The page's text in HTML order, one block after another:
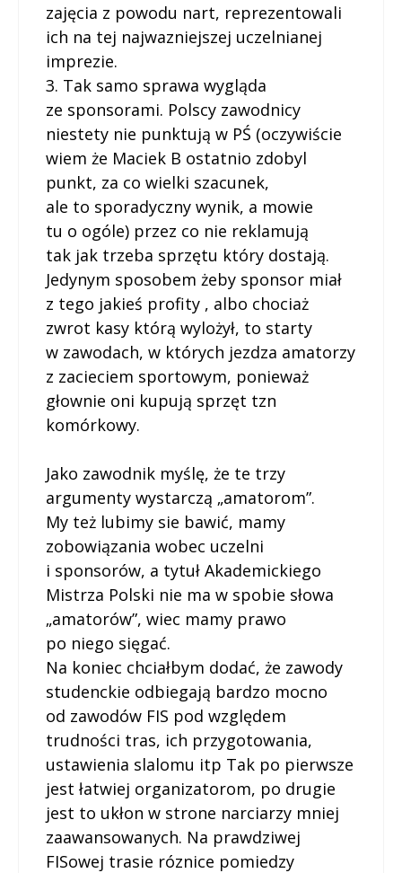
zajęcia z powodu nart, reprezentowali
ich na tej najwazniejszej uczelnianej
imprezie.
3. Tak samo sprawa wygląda
ze sponsorami. Polscy zawodnicy
niestety nie punktują w PŚ (oczywiście
wiem że Maciek B ostatnio zdobyl
punkt, za co wielki szacunek,
ale to sporadyczny wynik, a mowie
tu o ogóle) przez co nie reklamują
tak jak trzeba sprzętu który dostają.
Jedynym sposobem żeby sponsor miał
z tego jakieś profity , albo chociaż
zwrot kasy którą wylożył, to starty
w zawodach, w których jezdza amatorzy
z zacieciem sportowym, ponieważ
głownie oni kupują sprzęt tzn
komórkowy.
Jako zawodnik myślę, że te trzy
argumenty wystarczą „amatorom”.
My też lubimy sie bawić, mamy
zobowiązania wobec uczelni
i sponsorów, a tytuł Akademickiego
Mistrza Polski nie ma w spobie słowa
„amatorów”, wiec mamy prawo
po niego sięgać.
Na koniec chciałbym dodać, że zawody
studenckie odbiegają bardzo mocno
od zawodów FIS pod względem
trudności tras, ich przygotowania,
ustawienia slalomu itp Tak po pierwsze
jest łatwiej organizatorom, po drugie
jest to ukłon w strone narciarzy mniej
zaawansowanych. Na prawdziwej
FISowej trasie róznice pomiedzy